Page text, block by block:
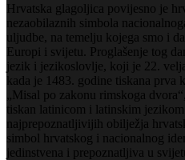
Hrvatska glagoljica povijesno je
nezaobilaznih simbola
uljudbe, na temelju kojega smo i
Europi i svijetu. Proglašenje tog
jezik i jezikoslovlje, koji je 22.
kada je 1483. godine tiskana prva
„Misal po zakonu rimskoga
tiskan latinicom i latinskim
najprepoznatljivijih obilježja
simbol hrvatskog i nacionalnog
jedinstvena i prepoznatljiva u